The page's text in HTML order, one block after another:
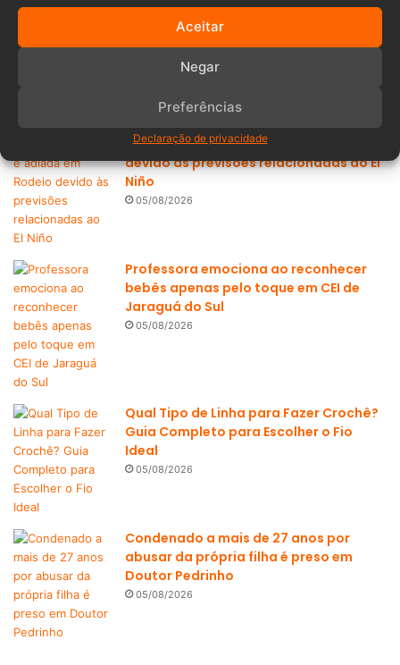
Aceitar
Negar
Preferências
Declaração de privacidade
aulas gratuitas de karatê para
crianças e adolescentes
Festa La Sagra é adiada em Rodeio
devido às previsões relacionadas ao El
Niño
05/08/2026
Professora emociona ao reconhecer
bebês apenas pelo toque em CEI de
Jaraguá do Sul
05/08/2026
Qual Tipo de Linha para Fazer Crochê?
Guia Completo para Escolher o Fio
Ideal
05/08/2026
Condenado a mais de 27 anos por
abusar da própria filha é preso em
Doutor Pedrinho
05/08/2026